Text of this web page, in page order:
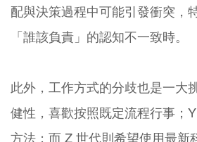
配與決策過程中可能引發衝突，
「誰該負責」的認知不一致時。
此外，工作方式的分歧也是一大
健性，喜歡按照既定流程行事；
方法；而 Z 世代則希望使用最新